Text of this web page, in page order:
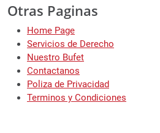
Otras Paginas
Home Page
Servicios de Derecho
Nuestro Bufet
Contactanos
Poliza de Privacidad
Terminos y Condiciones